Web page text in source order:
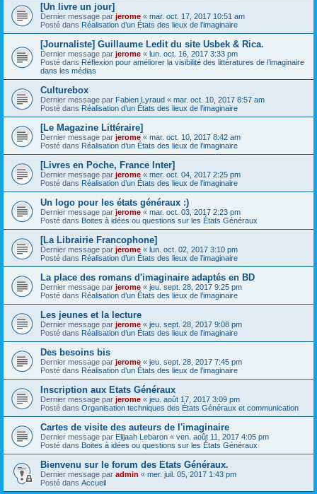
[Un livre un jour]
Dernier message par jerome « mar. oct. 17, 2017 10:51 am
Posté dans Réalisation d’un États des lieux de l’imaginaire
[Journaliste] Guillaume Ledit du site Usbek & Rica.
Dernier message par jerome « lun. oct. 16, 2017 3:33 pm
Posté dans Réflexion pour améliorer la visibilité des littératures de l’imaginaire
dans les médias
Culturebox
Dernier message par Fabien Lyraud « mar. oct. 10, 2017 8:57 am
Posté dans Réalisation d’un États des lieux de l’imaginaire
[Le Magazine Littéraire]
Dernier message par jerome « mar. oct. 10, 2017 8:42 am
Posté dans Réalisation d’un États des lieux de l’imaginaire
[Livres en Poche, France Inter]
Dernier message par jerome « mer. oct. 04, 2017 2:25 pm
Posté dans Réalisation d’un États des lieux de l’imaginaire
Un logo pour les états généraux :)
Dernier message par jerome « mar. oct. 03, 2017 2:23 pm
Posté dans Boites à idées ou questions sur les États Généraux
[La Librairie Francophone]
Dernier message par jerome « lun. oct. 02, 2017 3:10 pm
Posté dans Réalisation d’un États des lieux de l’imaginaire
La place des romans d'imaginaire adaptés en BD
Dernier message par jerome « jeu. sept. 28, 2017 9:25 pm
Posté dans Réalisation d’un États des lieux de l’imaginaire
Les jeunes et la lecture
Dernier message par jerome « jeu. sept. 28, 2017 9:08 pm
Posté dans Réalisation d’un États des lieux de l’imaginaire
Des besoins bis
Dernier message par jerome « jeu. sept. 28, 2017 7:45 pm
Posté dans Réalisation d’un États des lieux de l’imaginaire
Inscription aux Etats Généraux
Dernier message par jerome « jeu. août 17, 2017 3:09 pm
Posté dans Organisation techniques des États Généraux et communication
Cartes de visite des auteurs de l'imaginaire
Dernier message par Elijaah Lebaron « ven. août 11, 2017 4:05 pm
Posté dans Boites à idées ou questions sur les États Généraux
Bienvenu sur le forum des Etats Généraux.
Dernier message par admin « mer. juil. 05, 2017 1:43 pm
Posté dans Accueil